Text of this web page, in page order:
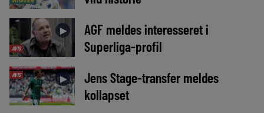
AVIS
►
AGF meldes interesseret i
Superliga-profil
AVIS ►
Jens Stage-transfer meldes
kollapset